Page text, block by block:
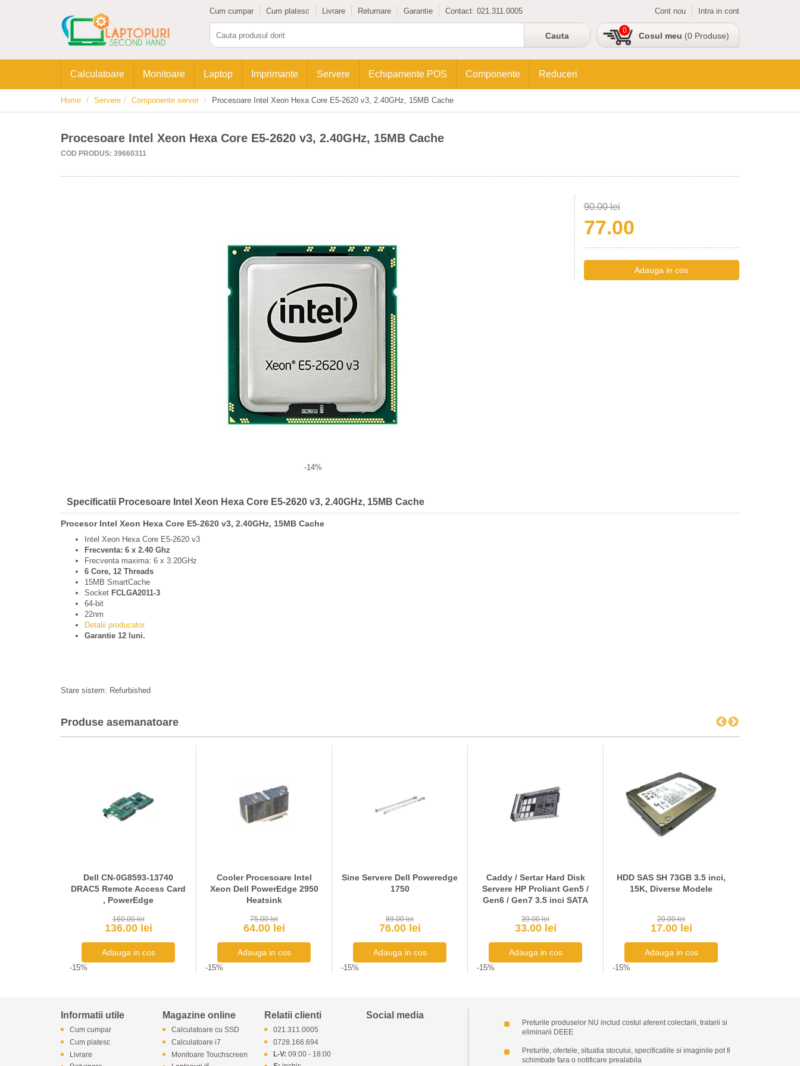
Cum cumpar Cum platesc Livrare Returnare Garantie Contact: 021.311.0005 Cont nou Intra in cont
Cosul meu (0 Produse)
0
Calculatoare Monitoare Laptop Imprimante Servere Echipamente POS Componente Reduceri
Home Servere Componente server Procesoare Intel Xeon Hexa Core E5-2620 v3, 2.40GHz, 15MB Cache
Procesoare Intel Xeon Hexa Core E5-2620 v3, 2.40GHz, 15MB Cache
COD PRODUS: 39660311
-14%
90.00 lei
77.00
Specificatii Procesoare Intel Xeon Hexa Core E5-2620 v3, 2.40GHz, 15MB Cache
Procesor Intel Xeon Hexa Core E5-2620 v3, 2.40GHz, 15MB Cache
Intel Xeon Hexa Core E5-2620 v3
Frecventa: 6 x 2.40 Ghz
Frecventa maxima: 6 x 3.20GHz
6 Core, 12 Threads
15MB SmartCache
Socket FCLGA2011-3
64-bit
22nm
Detalii producator.
Garantie 12 luni.
Stare sistem: Refurbished
Produse asemanatoare
Dell CN-0G8593-13740
DRAC5 Remote Access Card
, PowerEdge
160.00 lei
136.00 lei
-15%
Cooler Procesoare Intel
Xeon Dell PowerEdge 2950
Heatsink
75.00 lei
64.00 lei
-15%
Sine Servere Dell Poweredge
1750
89.00 lei
76.00 lei
-15%
Caddy / Sertar Hard Disk
Servere HP Proliant Gen5 /
Gen6 / Gen7 3.5 inci SATA
39.00 lei
33.00 lei
-15%
HDD SAS SH 73GB 3.5 inci,
15K, Diverse Modele
20.00 lei
17.00 lei
-15%
Informatii utile
Cum cumpar
Cum platesc
Livrare
Magazine online
Calculatoare cu SSD
Calculatoare i7
Monitoare Touchscreen
Relatii clienti
021.311.0005
0728.166.694
L-V: 09:00 - 18:00
Social media
Preturile produselor NU includ costul aferent colectarii, tratarii si
eliminarii DEEE
Preturile, ofertele, situatia stocului, specificatiile si imaginile pot fi
schimbate fara o notificare prealabila